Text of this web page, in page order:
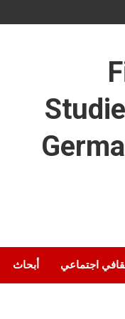
اجتماعي أبحاث